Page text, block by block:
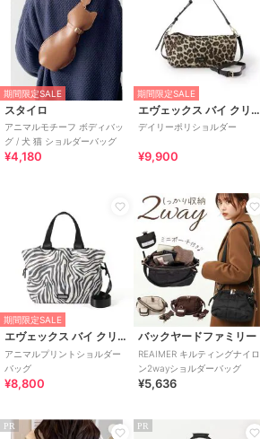
期間限定SALE
スタイロ
アニマルモチーフ ボディバッ
グ / 犬 猫 ショルダーバッグ
¥4,180
期間限定SALE
エヴェックス バイ クリツィア
デイリーポリショルダー
¥9,900
期間限定SALE
エヴェックス バイ クリツィア
アニマルプリントショルダー
バッグ
¥8,800
バックヤードファミリー
REAIMER キルティングナイロ
ン2wayショルダーバッグ
¥5,636
PR PR